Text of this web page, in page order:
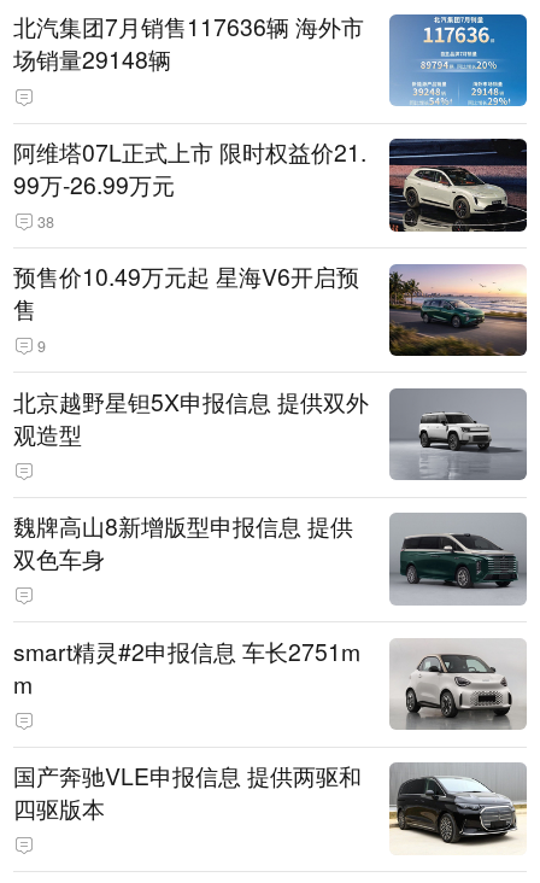
北汽集团7月销售117636辆 海外市
场销量29148辆
阿维塔07L正式上市 限时权益价21.
99万-26.99万元
38
预售价10.49万元起 星海V6开启预
售
9
北京越野星钽5X申报信息 提供双外
观造型
魏牌高山8新增版型申报信息 提供
双色车身
smart精灵#2申报信息 车长2751m
m
国产奔驰VLE申报信息 提供两驱和
四驱版本